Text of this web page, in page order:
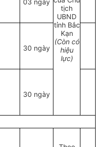
tịch
UBND
tỉnh Bắc
Kạn
(Còn có
hiệu
lực)
03 ngày
30 ngày
30 ngày